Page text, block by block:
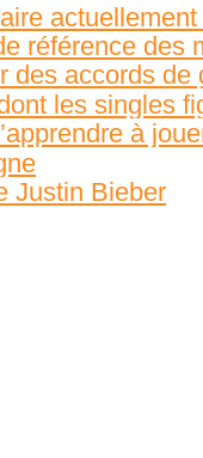
actuellement
référence des
des accords de
les singles
à
Justin Bieber